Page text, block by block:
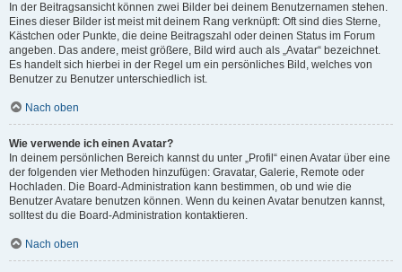
In der Beitragsansicht können zwei Bilder bei deinem Benutzernamen stehen.
Eines dieser Bilder ist meist mit deinem Rang verknüpft: Oft sind dies Sterne,
Kästchen oder Punkte, die deine Beitragszahl oder deinen Status im Forum
angeben. Das andere, meist größere, Bild wird auch als „Avatar“ bezeichnet.
Es handelt sich hierbei in der Regel um ein persönliches Bild, welches von
Benutzer zu Benutzer unterschiedlich ist.
Nach oben
Wie verwende ich einen Avatar?
In deinem persönlichen Bereich kannst du unter „Profil“ einen Avatar über eine
der folgenden vier Methoden hinzufügen: Gravatar, Galerie, Remote oder
Hochladen. Die Board-Administration kann bestimmen, ob und wie die
Benutzer Avatare benutzen können. Wenn du keinen Avatar benutzen kannst,
solltest du die Board-Administration kontaktieren.
Nach oben